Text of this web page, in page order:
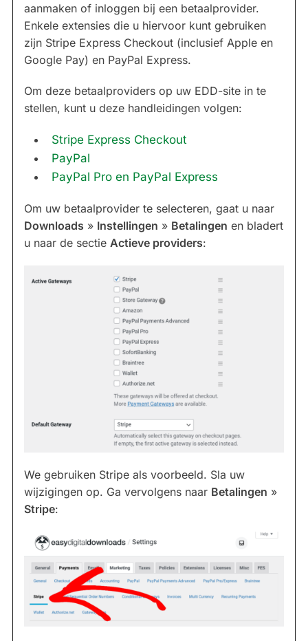
aanmaken of inloggen bij een betaalprovider.
Enkele extensies die u hiervoor kunt gebruiken
zijn Stripe Express Checkout (inclusief Apple en
Google Pay) en PayPal Express.
Om deze betaalproviders op uw EDD-site in te
stellen, kunt u deze handleidingen volgen:
Stripe Express Checkout
PayPal
PayPal Pro en PayPal Express
Om uw betaalprovider te selecteren, gaat u naar
Downloads » Instellingen » Betalingen en bladert
u naar de sectie Actieve providers:
We gebruiken Stripe als voorbeeld. Sla uw
wijzigingen op. Ga vervolgens naar Betalingen »
Stripe: